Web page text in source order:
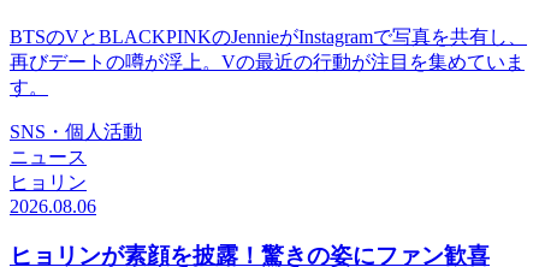
BTSのVとBLACKPINKのJennieがInstagramで写真を共有し、
再びデートの噂が浮上。Vの最近の行動が注目を集めていま
す。
SNS・個人活動
ニュース
ヒョリン
2026.08.06
ヒョリンが素顔を披露！驚きの姿にファン歓喜